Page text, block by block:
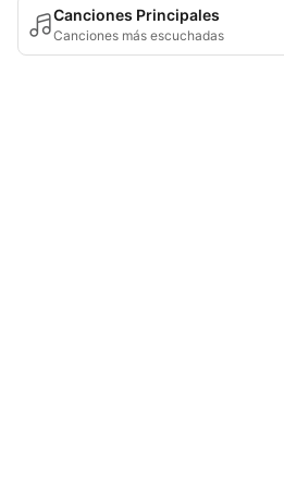
Canciones Principales
Canciones más escuchadas